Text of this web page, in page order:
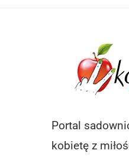
Portal
kobietę z